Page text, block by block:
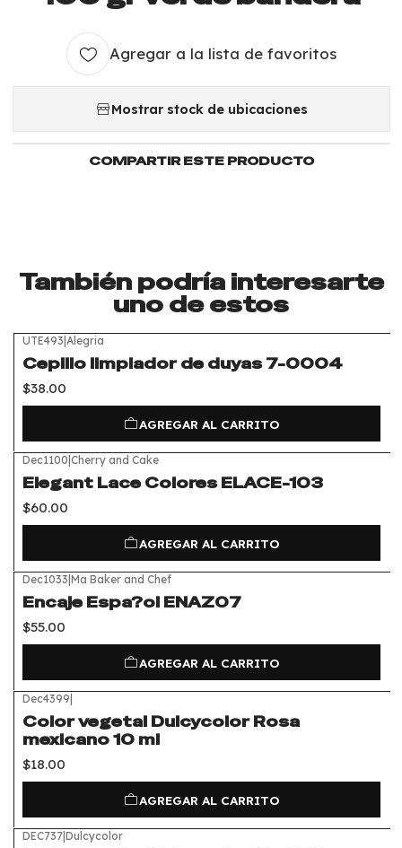
Agregar a la lista de favoritos
Mostrar stock de ubicaciones
COMPARTIR ESTE PRODUCTO
También podría interesarte
uno de estos
UTE493|Alegria
Cepillo limpiador de duyas 7-0004
$38.00
AGREGAR AL CARRITO
Dec1100|Cherry and Cake
Elegant Lace Colores ELACE-103
$60.00
AGREGAR AL CARRITO
Dec1033|Ma Baker and Chef
Encaje Espa?ol ENAZ07
$55.00
AGREGAR AL CARRITO
Dec4399|
Color vegetal Dulcycolor Rosa
mexicano 10 ml
$18.00
AGREGAR AL CARRITO
DEC737|Dulcycolor